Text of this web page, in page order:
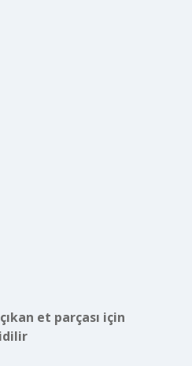
et parçası için